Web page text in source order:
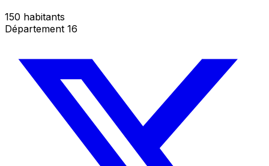
150 habitants
Département 16